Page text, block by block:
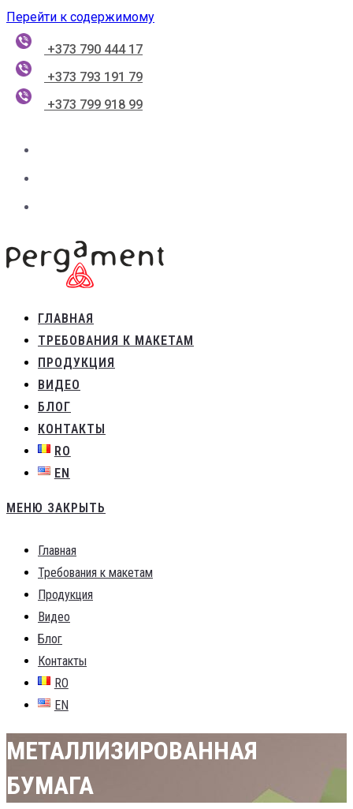
Перейти к содержимому
+373 790 444 17
+373 793 191 79
+373 799 918 99
ГЛАВНАЯ
ТРЕБОВАНИЯ К МАКЕТАМ
ПРОДУКЦИЯ
ВИДЕО
БЛОГ
КОНТАКТЫ
RO
EN
МЕНЮ ЗАКРЫТЬ
Главная
Требования к макетам
Продукция
Видео
Блог
Контакты
RO
EN
МЕТАЛЛИЗИРОВАННАЯ
БУМАГА